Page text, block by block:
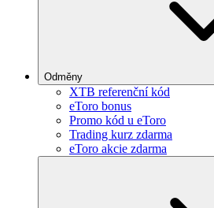
Odměny
XTB referenční kód
eToro bonus
Promo kód u eToro
Trading kurz zdarma
eToro akcie zdarma